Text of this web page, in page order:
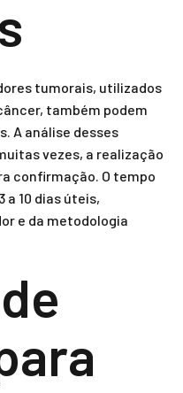
tumorais, utilizados
também podem
A análise desses
vezes, a realização
confirmação. O tempo
a 10 dias úteis,
e da metodologia